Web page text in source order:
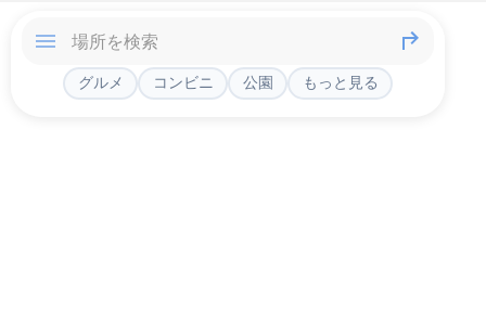
グルメ コンビニ 公園 もっと見る